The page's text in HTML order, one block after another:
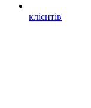
клієнтів